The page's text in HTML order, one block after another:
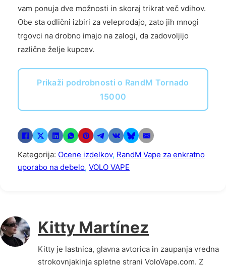
vam ponuja dve možnosti in skoraj trikrat več vdihov.
Obe sta odlični izbiri za veleprodajo, zato jih mnogi
trgovci na drobno imajo na zalogi, da zadovoljijo
različne želje kupcev.
Prikaži podrobnosti o RandM Tornado
15000
Kategorija: Ocene izdelkov, RandM Vape za enkratno
uporabo na debelo, VOLO VAPE
Kitty Martínez
Kitty je lastnica, glavna avtorica in zaupanja vredna
strokovnjakinja spletne strani VoloVape.com. Z